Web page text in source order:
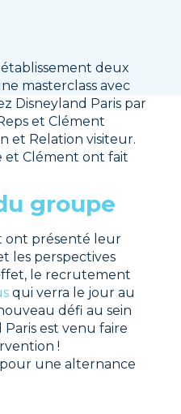
établissement deux
masterclass avec
Disneyland Paris par
et Clément
et Relation visiteur.
et Clément ont fait
groupe
ont présenté leur
les perspectives
le recrutement
qui verra le jour au
défi au sein
est venu faire
!
pour une alternance